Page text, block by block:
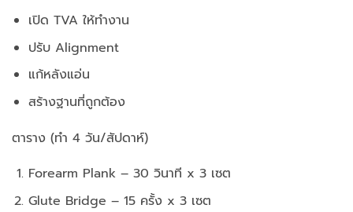
เปิด TVA ให้ทำงาน
ปรับ Alignment
แก้หลังแอ่น
สร้างฐานที่ถูกต้อง
ตาราง (ทำ 4 วัน/สัปดาห์)
Forearm Plank – 30 วินาที x 3 เซต
Glute Bridge – 15 ครั้ง x 3 เซต